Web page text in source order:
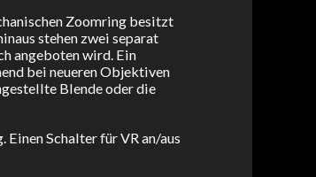
Zoomring besitzt
stehen zwei separat
angeboten wird. Ein
bei neueren Objektiven
Blende oder die
Schalter für VR an/aus